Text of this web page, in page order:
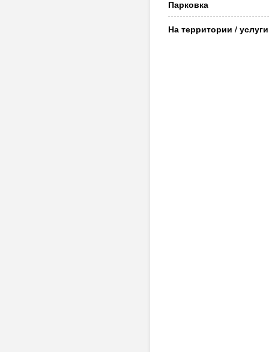
*Цены на трансфер и на
*С 01
взрослыми в большой
В 2015 году
начале сентября: это
Парковка
На территории / услуги